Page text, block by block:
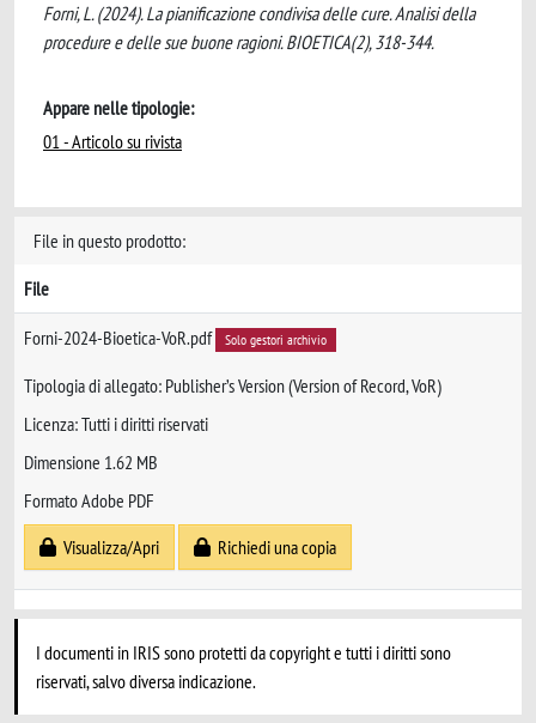
Forni, L. (2024). La pianificazione condivisa delle cure. Analisi della
procedure e delle sue buone ragioni. BIOETICA(2), 318-344.
Appare nelle tipologie:
01 - Articolo su rivista
File in questo prodotto:
File
Forni-2024-Bioetica-VoR.pdf Solo gestori archivio
Tipologia di allegato: Publisher’s Version (Version of Record, VoR)
Licenza: Tutti i diritti riservati
Dimensione 1.62 MB
Formato Adobe PDF
Visualizza/Apri
Richiedi una copia
I documenti in IRIS sono protetti da copyright e tutti i diritti sono
riservati, salvo diversa indicazione.